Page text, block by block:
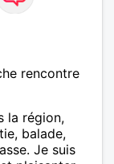
rencontre
la région,
balade,
Je suis